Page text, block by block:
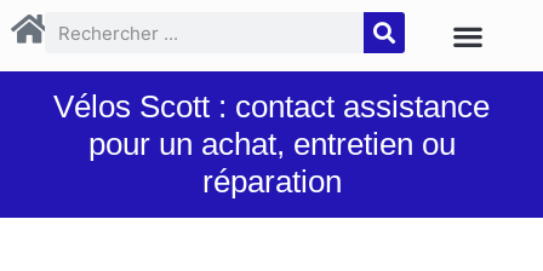
Vélos Scott : contact assistance
pour un achat, entretien ou
réparation